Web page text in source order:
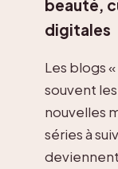
beauté,
digitales
Les blogs
souvent
nouvelles
séries à